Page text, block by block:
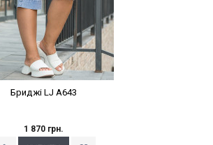
Бриджі LJ A643
1 870 грн.